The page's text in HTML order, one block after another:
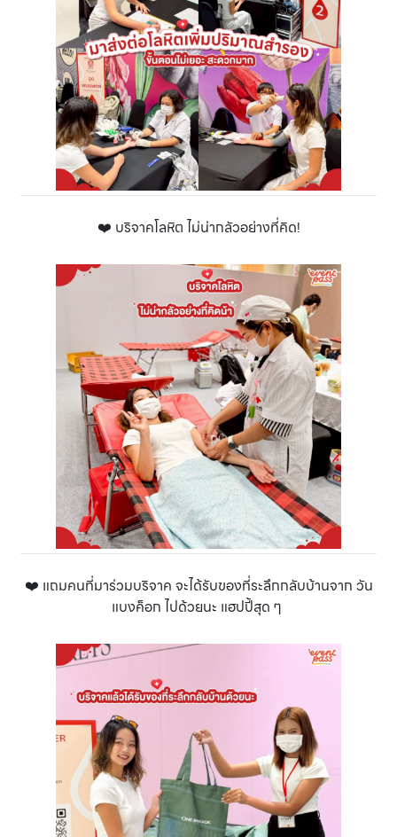
❤️ บริจาคโลหิต ไม่น่ากลัวอย่างที่คิด!
❤️ แถมคนที่มาร่วมบริจาค จะได้รับของที่ระลึกกลับบ้านจาก วัน
แบงค็อก ไปด้วยนะ แฮปปี้สุด ๆ